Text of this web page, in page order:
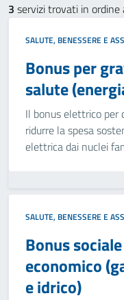
3 servizi trovati in ordine
SALUTE, BENESSERE E
Bonus per
salute
Il bonus elettrico per
ridurre la spesa
elettrica dai nuclei
SALUTE, BENESSERE E
Bonus
economico
e idrico)